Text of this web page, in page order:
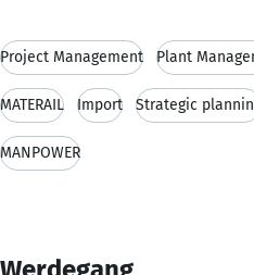
Project Management Plant
MATERAIL Import Strategic
MANPOWER